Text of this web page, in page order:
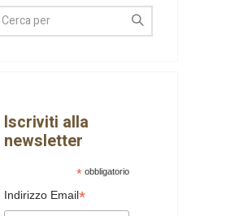
Iscriviti alla
newsletter
*obbligatorio
Indirizzo Email*